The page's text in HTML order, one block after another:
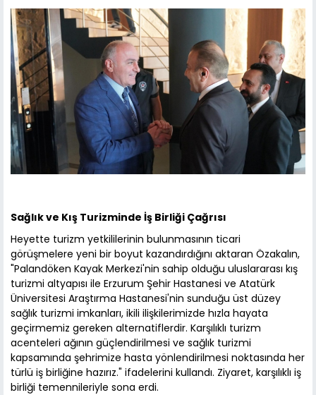
Sağlık ve Kış Turizminde İş Birliği Çağrısı
Heyette turizm yetkililerinin bulunmasının ticari
görüşmelere yeni bir boyut kazandırdığını aktaran Özakalın,
"Palandöken Kayak Merkezi'nin sahip olduğu uluslararası kış
turizmi altyapısı ile Erzurum Şehir Hastanesi ve Atatürk
Üniversitesi Araştırma Hastanesi'nin sunduğu üst düzey
sağlık turizmi imkanları, ikili ilişkilerimizde hızla hayata
geçirmemiz gereken alternatiflerdir. Karşılıklı turizm
acenteleri ağının güçlendirilmesi ve sağlık turizmi
kapsamında şehrimize hasta yönlendirilmesi noktasında her
türlü iş birliğine hazırız." ifadelerini kullandı. Ziyaret, karşılıklı iş
birliği temennileriyle sona erdi.